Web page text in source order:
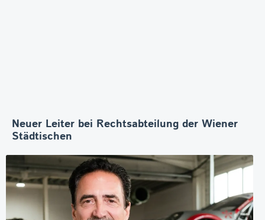
Neuer Leiter bei Rechtsabteilung der Wiener
Städtischen